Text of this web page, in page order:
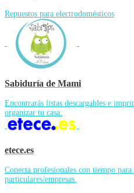
Repuestos para electrodomésticos
Sabiduría de Mami
Encontrarás listas descargables e
organizar tu casa.
etece.es
Conecta profesionales con tiempo
particulares/empresas.